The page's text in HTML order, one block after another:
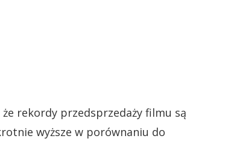
że rekordy przedsprzedaży filmu są
wyższe w porównaniu do